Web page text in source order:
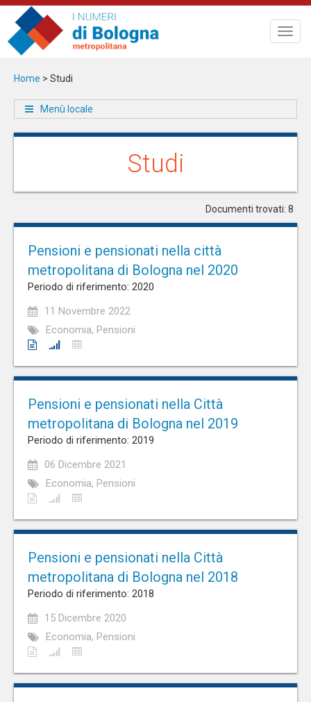
Salta
contenuto
principale
Home > Studi
Menù locale
Studi
Documenti trovati: 8
Pensioni e pensionati nella città
metropolitana di Bologna nel 2020
Periodo di riferimento: 2020
11 Novembre 2022
Economia, Pensioni
Pensioni e pensionati nella Città
metropolitana di Bologna nel 2019
Periodo di riferimento: 2019
06 Dicembre 2021
Economia, Pensioni
Pensioni e pensionati nella Città
metropolitana di Bologna nel 2018
Periodo di riferimento: 2018
15 Dicembre 2020
Economia, Pensioni